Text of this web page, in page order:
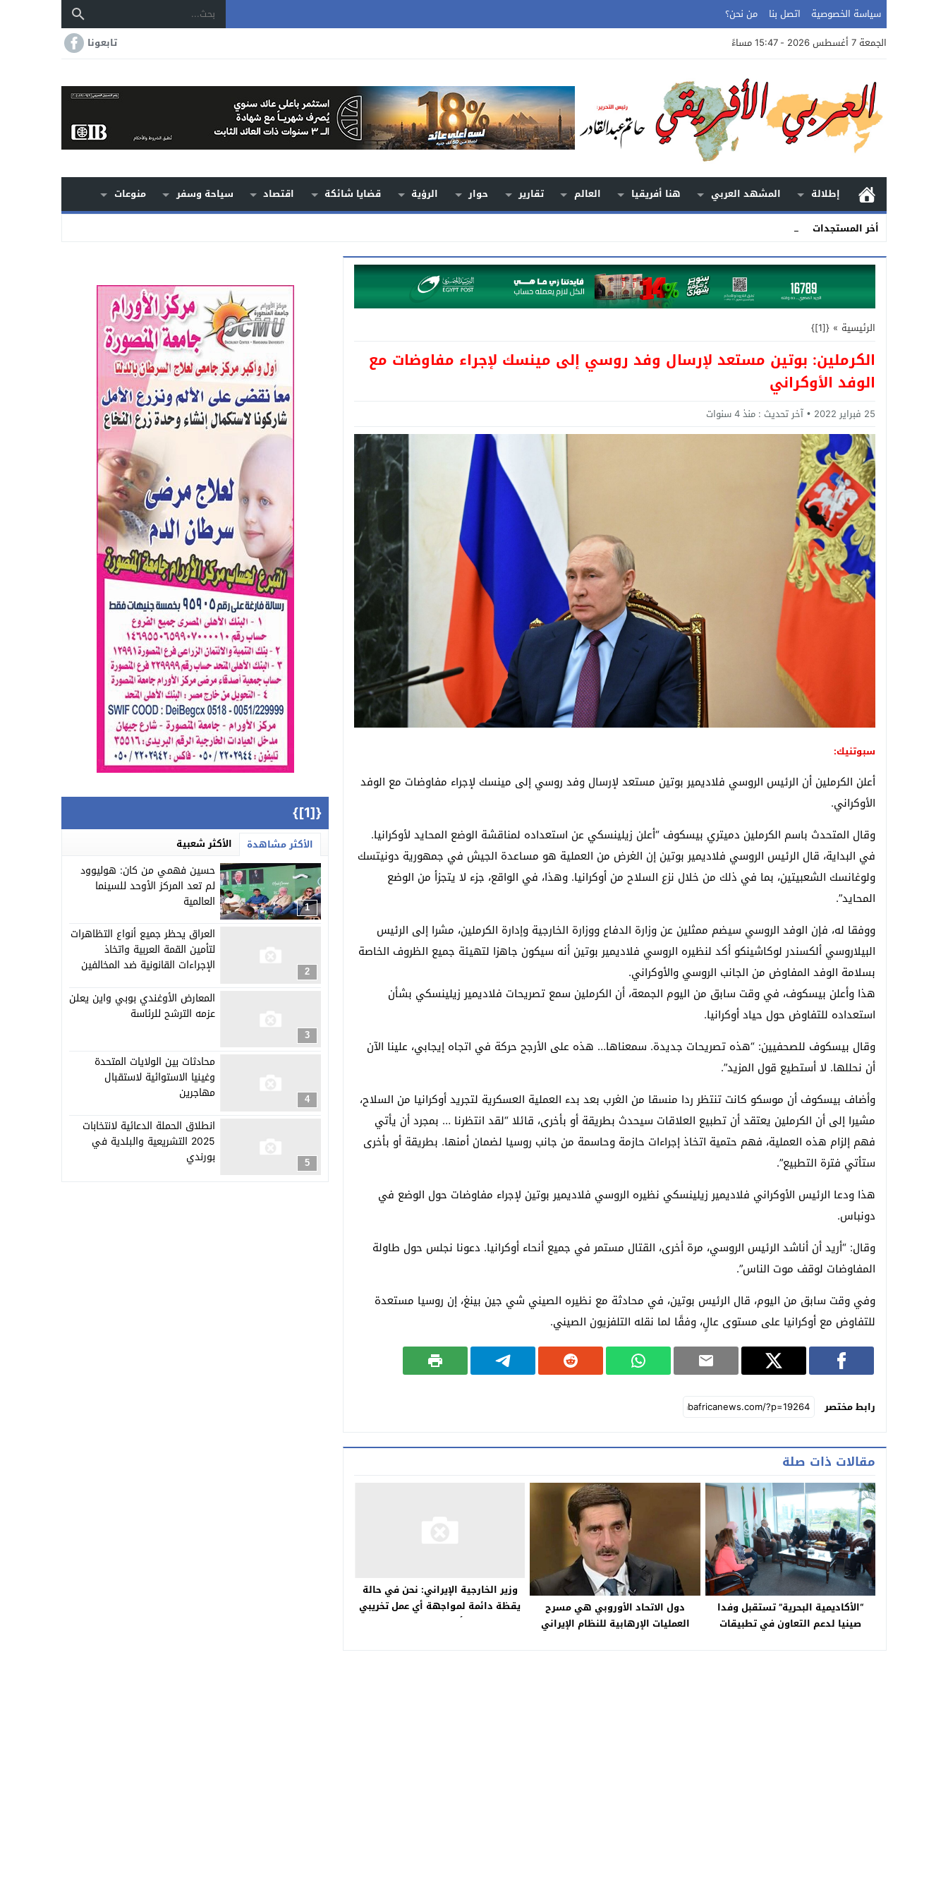
سياسة الخصوصية اتصل بنا
من نحن؟
الجمعة 7 أغسطس 2026 - 15:47 مساءً
تابعونا
إطلالة المشهد العربي هنا أفريقيا العالم تقارير حوار الرؤية قضايا شائكة اقتصاد سياحة وسفر
منوعات
أخر المستجدات
الأرض.. الح _
Stop
Previous
Next
الرئيسية »
{[1]}
الكرملين: بوتين مستعد لإرسال وفد روسي إلى مينسك لإجراء مفاوضات مع
الوفد الأوكراني
25 فبراير 2022 آخر تحديث : منذ 4 سنوات
سبوتنيك:
أعلن الكرملين أن الرئيس الروسي فلاديمير بوتين مستعد لإرسال وفد روسي إلى مينسك لإجراء مفاوضات مع الوفد
الأوكراني.
وقال المتحدث باسم الكرملين دميتري بيسكوف “أعلن زيلينسكي عن استعداده لمناقشة الوضع المحايد لأوكرانيا.
في البداية، قال الرئيس الروسي فلاديمير بوتين إن الغرض من العملية هو مساعدة الجيش في جمهورية دونيتسك
ولوغانسك الشعبيتين، بما في ذلك من خلال نزع السلاح من أوكرانيا. وهذا، في الواقع، جزء لا يتجزأ من الوضع
المحايد”.
ووفقا له، فإن الوفد الروسي سيضم ممثلين عن وزارة الدفاع ووزارة الخارجية وإدارة الكرملين، مشرا إلى الرئيس
البيلاروسي ألكسندر لوكاشينكو أكد لنظيره الروسي فلاديمير بوتين أنه سيكون جاهزا لتهيئة جميع الظروف الخاصة
بسلامة الوفد المفاوض من الجانب الروسي والأوكراني.
هذا وأعلن بيسكوف، في وقت سابق من اليوم الجمعة، أن الكرملين سمع تصريحات فلاديمير زيلينسكي بشأن
استعداده للتفاوض حول حياد أوكرانيا.
وقال بيسكوف للصحفيين: “هذه تصريحات جديدة. سمعناها… هذه على الأرجح حركة في اتجاه إيجابي، علينا الآن
أن نحللها. لا أستطيع قول المزيد”.
وأضاف بيسكوف أن موسكو كانت تنتظر ردا منسقا من الغرب بعد بدء العملية العسكرية لتجريد أوكرانيا من السلاح،
مشيرا إلى أن الكرملين يعتقد أن تطبيع العلاقات سيحدث بطريقة أو بأخرى، قائلا “لقد انتظرنا … بمجرد أن يأتي
فهم إلزام هذه العملية، فهم حتمية اتخاذ إجراءات حازمة وحاسمة من جانب روسيا لضمان أمنها. بطريقة أو بأخرى
ستأتي فترة التطبيع”.
هذا ودعا الرئيس الأوكراني فلاديمير زيلينسكي نظيره الروسي فلاديمير بوتين لإجراء مفاوضات حول الوضع في
دونباس.
وقال: “أريد أن أناشد الرئيس الروسي، مرة أخرى، القتال مستمر في جميع أنحاء أوكرانيا. دعونا نجلس حول طاولة
المفاوضات لوقف موت الناس”.
وفي وقت سابق من اليوم، قال الرئيس بوتين، في محادثة مع نظيره الصيني شي جين بينغ، إن روسيا مستعدة
للتفاوض مع أوكرانيا على مستوى عالٍ، وفقًا لما نقله التلفزيون الصيني.
رابط مختصر
مقالات ذات صلة
“الأكاديمية البحرية” تستقبل وفدا
صينيا لدعم التعاون في تطبيقات
دول الاتحاد الأوروبي هي مسرح
العمليات الإرهابية للنظام الإيراني
وزير الخارجية الإيراني: نحن في حالة
يقظة دائمة لمواجهة أي عمل تخريبي
أو اغتيالات
{[1]}
الأكثر مشاهدة الأكثر شعبية
1
حسين فهمي من كان: هوليوود
لم تعد المركز الأوحد للسينما
العالمية
2
العراق يحظر جميع أنواع التظاهرات
لتأمين القمة العربية واتخاذ
الإجراءات القانونية ضد المخالفين
3
المعارض الأوغندي بوبي واين يعلن
عزمه الترشح للرئاسة
4
محادثات بين الولايات المتحدة
وغينيا الاستوائية لاستقبال
مهاجرين
5
انطلاق الحملة الدعائية لانتخابات
2025 التشريعية والبلدية في
بورندي